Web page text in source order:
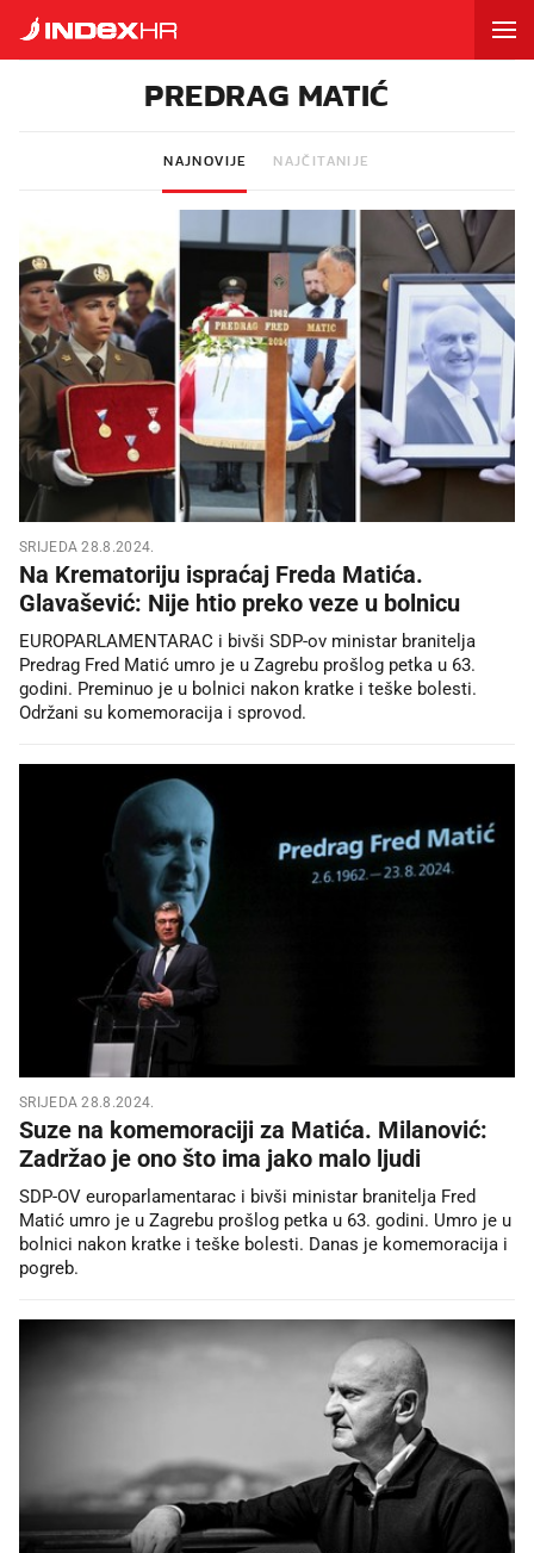
PREDRAG MATIĆ
NAJNOVIJE NAJČITANIJE
SRIJEDA 28.8.2024.
Na Krematoriju ispraćaj Freda Matića.
Glavašević: Nije htio preko veze u bolnicu
EUROPARLAMENTARAC i bivši SDP-ov ministar branitelja
Predrag Fred Matić umro je u Zagrebu prošlog petka u 63.
godini. Preminuo je u bolnici nakon kratke i teške bolesti.
Održani su komemoracija i sprovod.
SRIJEDA 28.8.2024.
Suze na komemoraciji za Matića. Milanović:
Zadržao je ono što ima jako malo ljudi
SDP-OV europarlamentarac i bivši ministar branitelja Fred
Matić umro je u Zagrebu prošlog petka u 63. godini. Umro je u
bolnici nakon kratke i teške bolesti. Danas je komemoracija i
pogreb.